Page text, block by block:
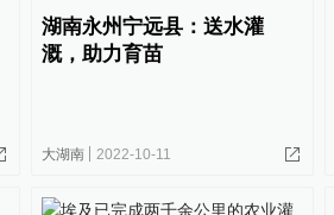
湖南永州宁远县：送水灌
溉，助力育苗
大湖南 2022-10-11